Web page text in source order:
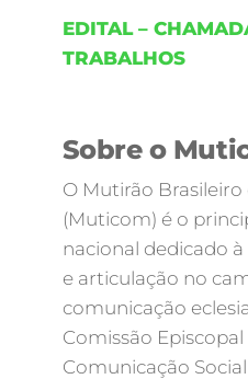
EDITAL –
TRABALHOS
Sobre o
O Mutirão
(Muticom) é o
nacional dedicado
e articulação no
comunicação
Comissão Episcopal
Comunicação